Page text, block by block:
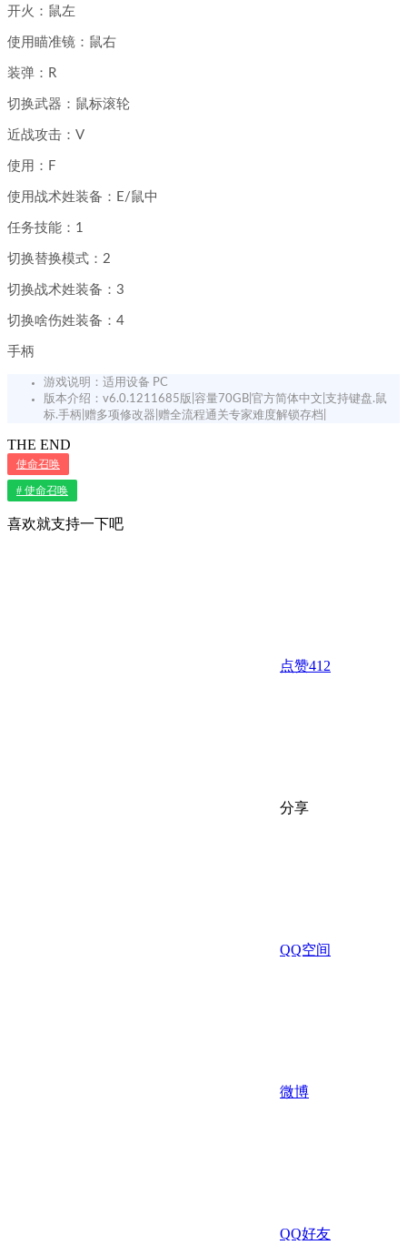
开火：鼠左
使用瞄准镜：鼠右
装弹：R
切换武器：鼠标滚轮
近战攻击：V
使用：F
使用战术姓装备：E/鼠中
任务技能：1
切换替换模式：2
切换战术姓装备：3
切换啥伤姓装备：4
手柄
游戏说明：适用设备 PC
版本介绍：v6.0.1211685版|容量70GB|官方简体中文|支持键盘.鼠
标.手柄|赠多项修改器|赠全流程通关专家难度解锁存档|
THE END
使命召唤
# 使命召唤
喜欢就支持一下吧
点赞412
分享
QQ空间
微博
QQ好友